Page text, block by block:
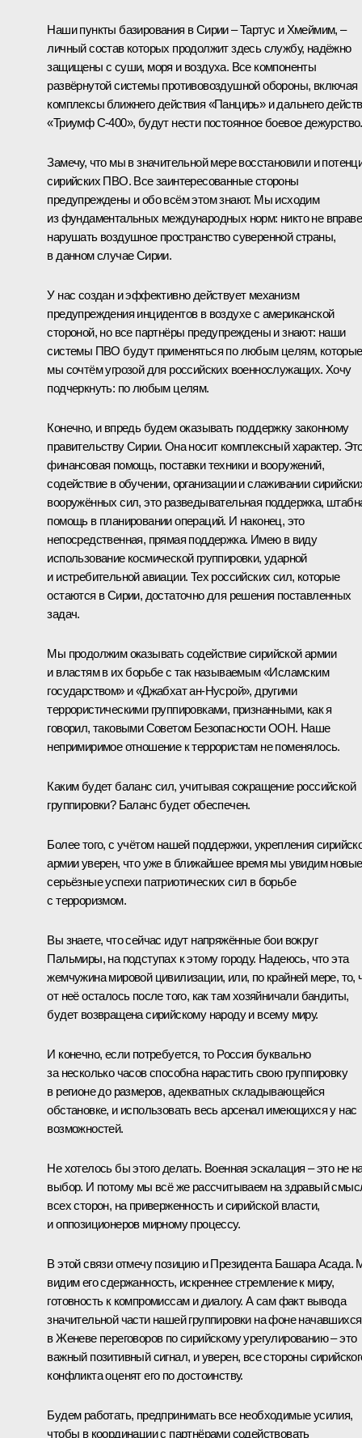
Наши пункты базирования в Сирии – Тартус и Хмеймим, –
личный состав которых продолжит здесь службу, надёжно
защищены с суши, моря и воздуха. Все компоненты
развёрнутой системы противовоздушной обороны, включая
комплексы ближнего действия «Панцирь» и дальнего
«Триумф С-400», будут нести постоянное боевое дежурство.
Замечу, что мы в значительной мере восстановили и
сирийских ПВО. Все заинтересованные стороны
предупреждены и обо всём этом знают. Мы исходим
из фундаментальных международных норм: никто не вправе
нарушать воздушное пространство суверенной страны,
в данном случае Сирии.
У нас создан и эффективно действует механизм
предупреждения инцидентов в воздухе с американской
стороной, но все партнёры предупреждены и знают: наши
системы ПВО будут применяться по любым целям, которые
мы сочтём угрозой для российских военнослужащих. Хочу
подчеркнуть: по любым целям.
Конечно, и впредь будем оказывать поддержку законному
правительству Сирии. Она носит комплексный характер.
финансовая помощь, поставки техники и вооружений,
содействие в обучении, организации и слаживании
вооружённых сил, это разведывательная поддержка,
помощь в планировании операций. И наконец, это
непосредственная, прямая поддержка. Имею в виду
использование космической группировки, ударной
и истребительной авиации. Тех российских сил, которые
остаются в Сирии, достаточно для решения поставленных
задач.
Мы продолжим оказывать содействие сирийской армии
и властям в их борьбе с так называемым «Исламским
государством» и «Джабхат ан-Нусрой», другими
террористическими группировками, признанными, как я
говорил, таковыми Советом Безопасности ООН. Наше
непримиримое отношение к террористам не поменялось.
Каким будет баланс сил, учитывая сокращение российской
группировки? Баланс будет обеспечен.
Более того, с учётом нашей поддержки, укрепления
армии уверен, что уже в ближайшее время мы увидим новые
серьёзные успехи патриотических сил в борьбе
с терроризмом.
Вы знаете, что сейчас идут напряжённые бои вокруг
Пальмиры, на подступах к этому городу. Надеюсь, что эта
жемчужина мировой цивилизации, или, по крайней мере, то,
от неё осталось после того, как там хозяйничали бандиты,
будет возвращена сирийскому народу и всему миру.
И конечно, если потребуется, то Россия буквально
за несколько часов способна нарастить свою группировку
в регионе до размеров, адекватных складывающейся
обстановке, и использовать весь арсенал имеющихся у нас
возможностей.
Не хотелось бы этого делать. Военная эскалация – это не
выбор. И потому мы всё же рассчитываем на здравый
всех сторон, на приверженность и сирийской власти,
и оппозиционеров мирному процессу.
В этой связи отмечу позицию и Президента Башара Асада.
видим его сдержанность, искреннее стремление к миру,
готовность к компромиссам и диалогу. А сам факт вывода
значительной части нашей группировки на фоне начавшихся
в Женеве переговоров по сирийскому урегулированию – это
важный позитивный сигнал, и уверен, все стороны
конфликта оценят его по достоинству.
Будем работать, предпринимать все необходимые усилия,
чтобы в координации с партнёрами содействовать